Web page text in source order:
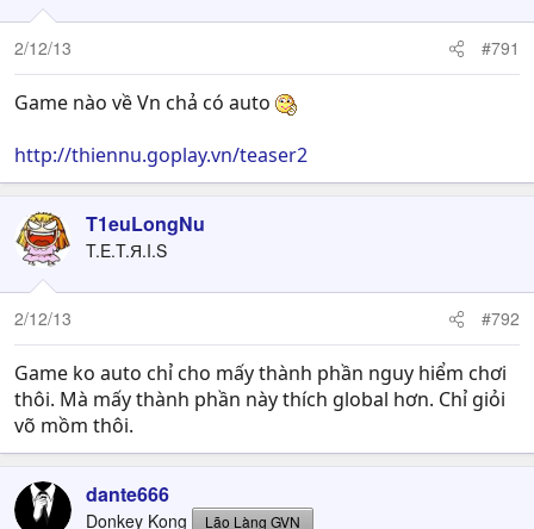
2/12/13 #791
Game nào về Vn chả có auto
http://thiennu.goplay.vn/teaser2
T1euLongNu
T.E.T.Я.I.S
2/12/13 #792
Game ko auto chỉ cho mấy thành phần nguy hiểm chơi
thôi. Mà mấy thành phần này thích global hơn. Chỉ giỏi
võ mồm thôi.
dante666
Donkey Kong Lão Làng GVN